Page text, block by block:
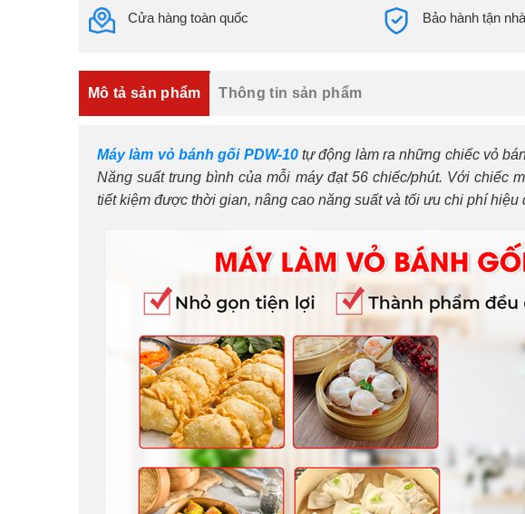
Cửa hàng toàn quốc Bảo hành tận nhà
Mô tả sản phẩm Thông tin sản phẩm
Máy làm vỏ bánh gối PDW-10tự động làm ra những chiếc vỏ
Năng suất trung bình của mỗi máy đạt 56 chiếc/phút. Với chiếc
tiết kiệm được thời gian, nâng cao năng suất và tối ưu chi phí hiệu